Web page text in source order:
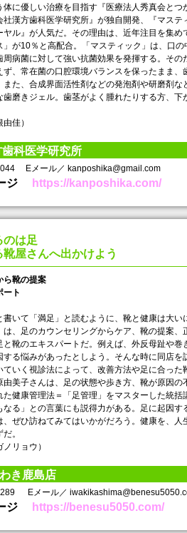
体に優しい治療を目指す『医療法人秀真会とつ
社漢方歯科医学研究所』が独自開発、『マステ
ヤル』が人気だ。その理由は、近年注目を集め
」が10％と高配合。「マスティック」は、口
周病菌に対して強い抗菌効果を発揮する。その
ず、常在菌の口腔環境バランスを保ったまま、
また、合成界面活性剤などの発泡剤や研磨剤な
歯磨きジェル。歯茎がよく腫れたりする方、下
佳）
科医学研究所
Eメール／ kanposhika@gmail.com
ジ https://kanposhika.com/
のは足
靴屋さんへ出かけよう
ら靴の提案
ート
いて「満足」と読むように、靴と健康は大い
は、足のカウンセリングからケア、靴の提案、
と靴のエキスパートだ。例えば、外反母趾や巻
する悩みがあったとしよう。そんな時に同店を
ていく視診法によって、改善方法や足に合った
由美子さんは、足の状態や歩き方、靴が原因の
た健康管理法＝「足管理」をマスターした統括
なる」との言葉にも説得力がある。足に起因す
、ぜひ訪ねてみてはいかがだろう。健康を、人
。
ノリョウ）
き鹿島店
Eメール／
ジ https://benesu5050.com/